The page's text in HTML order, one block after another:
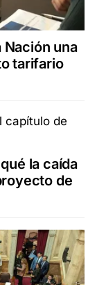
Nación una
tarifario
la caída
de